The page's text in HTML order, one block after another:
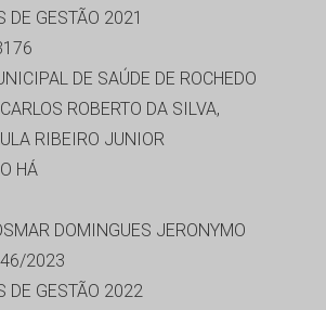
DE GESTÃO 2021
DE SAÚDE DE ROCHEDO
CARLOS ROBERTO DA SILVA,
RIBEIRO JUNIOR
HÁ
DOMINGUES JERONYMO
2023
DE GESTÃO 2022